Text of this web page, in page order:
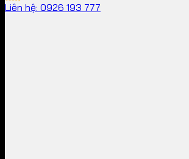
Liên hệ: 0926 193 777